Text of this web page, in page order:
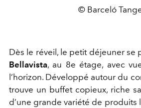
© Barceló
Dès le réveil, le petit déjeuner se
Bellavista, au 8e étage, avec
l’horizon. Développé autour du
trouve un buffet copieux, riche
d’une grande variété de produits